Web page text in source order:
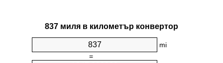
837 миля в километър конвертор
mi
=